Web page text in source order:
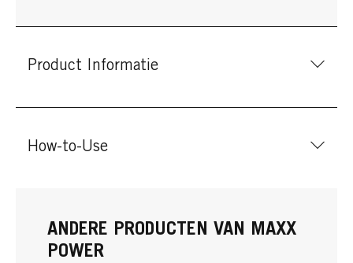
Product Informatie
How-to-Use
ANDERE PRODUCTEN VAN MAXX
POWER